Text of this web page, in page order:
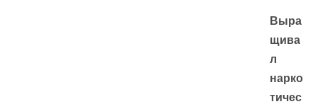
Выра
щива
л
нарко
тичес